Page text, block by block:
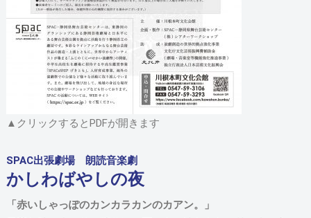
▲クリックするとPDFが開きます
SPAC出張劇場 朗読音楽劇
かしわばやしの夜
「赤いしゃっぽのカンカラカンのカアン。」